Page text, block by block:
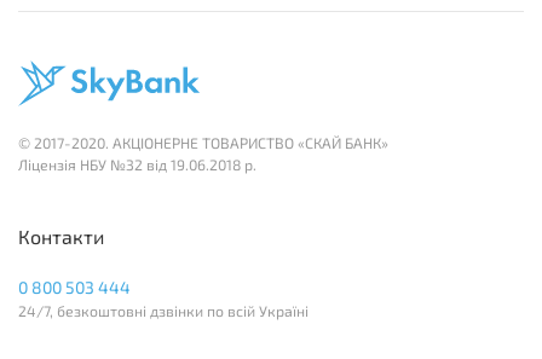
© 2017-2020. АКЦІОНЕРНЕ ТОВАРИСТВО «СКАЙ БАНК»
Лiцензія НБУ №32 вiд 19.06.2018 р.
Контакти
0 800 503 444
24/7, безкоштовні дзвінки по всій Україні